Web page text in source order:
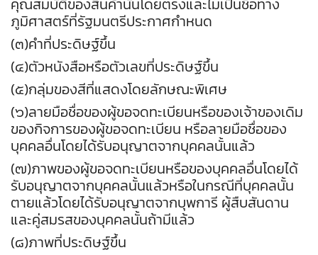
คุณสมบัติของสินค้านั้นโดยตรงและไม่เป็นชื่อทาง
ภูมิศาสตร์ที่รัฐมนตรีประกาศกำหนด
(๓)คำที่ประดิษฐ์ขึ้น
(๔)ตัวหนังสือหรือตัวเลขที่ประดิษฐ์ขึ้น
(๕)กลุ่มของสีที่แสดงโดยลักษณะพิเศษ
(๖)ลายมือชื่อของผู้ขอจดทะเบียนหรือของเจ้าของเดิม
ของกิจการของผู้ขอจดทะเบียน หรือลายมือชื่อของ
บุคคลอื่นโดยได้รับอนุญาตจากบุคคลนั้นแล้ว
(๗)ภาพของผู้ขอจดทะเบียนหรือของบุคคลอื่นโดยได้
รับอนุญาตจากบุคคลนั้นแล้วหรือในกรณีที่บุคคลนั้น
ตายแล้วโดยได้รับอนุญาตจากบุพการี ผู้สืบสันดาน
และคู่สมรสของบุคคลนั้นถ้ามีแล้ว
(๘)ภาพที่ประดิษฐ์ขึ้น